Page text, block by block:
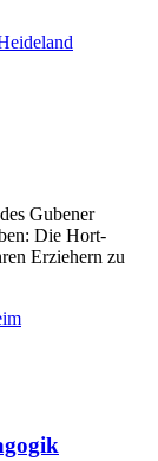
Gubener
Die Hort-
Erziehern zu